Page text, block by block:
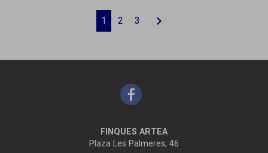
1 2 3 chevron_right
FINQUES ARTEA
Plaza Les Palmeres, 46